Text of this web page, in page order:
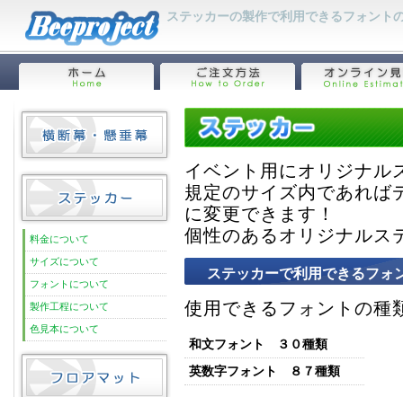
ステッカーの製作で利用できるフォント
イベント用にオリジナル
規定のサイズ内であれば
に変更できます！
個性のあるオリジナルス
ステッカーで利用できるフォ
使用できるフォントの種
和文フォント ３０種類
英数字フォント ８７種類
料金について
サイズについて
フォントについて
製作工程について
色見本について